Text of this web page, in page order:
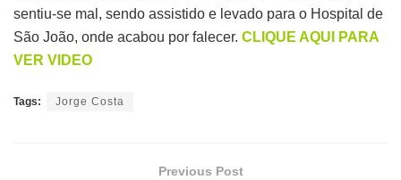
sentiu-se mal, sendo assistido e levado para o Hospital de
São João, onde acabou por falecer. CLIQUE AQUI PARA
VER VIDEO
Tags: Jorge Costa
Previous Post